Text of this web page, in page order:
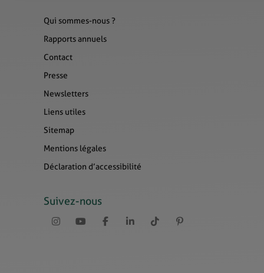
Qui sommes-nous ?
Rapports annuels
Contact
Presse
Newsletters
Liens utiles
Sitemap
Mentions légales
Déclaration d’accessibilité
Suivez-nous